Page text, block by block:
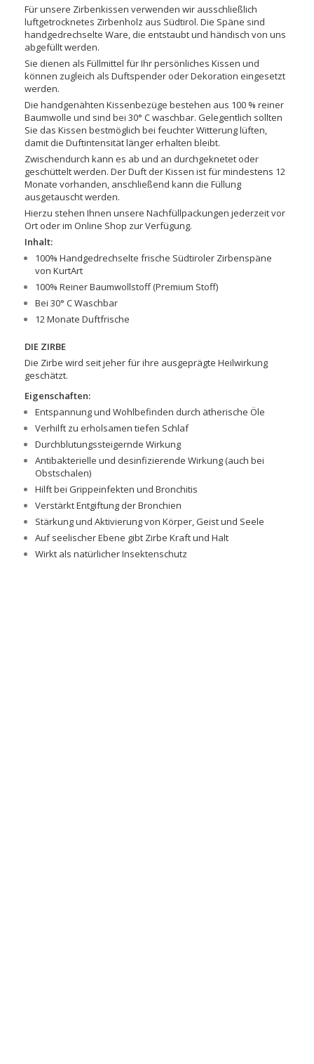
Für unsere Zirbenkissen verwenden wir ausschließlich
luftgetrocknetes Zirbenholz aus Südtirol. Die Späne sind
handgedrechselte Ware, die entstaubt und händisch von uns
abgefüllt werden.
Sie dienen als Füllmittel für Ihr persönliches Kissen und
können zugleich als Duftspender oder Dekoration eingesetzt
werden.
Die handgenähten Kissenbezüge bestehen aus 100 % reiner
Baumwolle und sind bei 30° C waschbar. Gelegentlich sollten
Sie das Kissen bestmöglich bei feuchter Witterung lüften,
damit die Duftintensität länger erhalten bleibt.
Zwischendurch kann es ab und an durchgeknetet oder
geschüttelt werden. Der Duft der Kissen ist für mindestens 12
Monate vorhanden, anschließend kann die Füllung
ausgetauscht werden.
Hierzu stehen Ihnen unsere Nachfüllpackungen jederzeit vor
Ort oder im Online Shop zur Verfügung.
Inhalt:
100% Handgedrechselte frische Südtiroler Zirbenspäne
von KurtArt
100% Reiner Baumwollstoff (Premium Stoff)
Bei 30° C Waschbar
12 Monate Duftfrische
DIE ZIRBE
Die Zirbe wird seit jeher für ihre ausgeprägte Heilwirkung
geschätzt.
Eigenschaften:
Entspannung und Wohlbefinden durch ätherische Öle
Verhilft zu erholsamen tiefen Schlaf
Durchblutungssteigernde Wirkung
Antibakterielle und desinfizierende Wirkung (auch bei
Obstschalen)
Hilft bei Grippeinfekten und Bronchitis
Verstärkt Entgiftung der Bronchien
Stärkung und Aktivierung von Körper, Geist und Seele
Auf seelischer Ebene gibt Zirbe Kraft und Halt
Wirkt als natürlicher Insektenschutz